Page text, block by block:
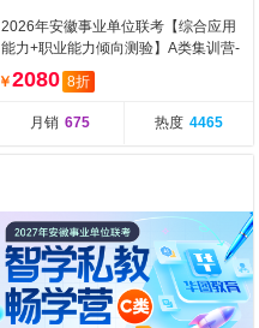
2026年安徽事业单位联考【综合应用
能力+职业能力倾向测验】A类集训营-
第二期（含图书）
￥2080 8折
月销 675 热度 4465